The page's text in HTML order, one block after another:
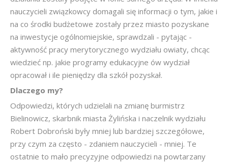
nauczycieli związkowcy domagali się informacji o tym, jakie i
na co środki budżetowe zostały przez miasto pozyskane
na inwestycje ogólnomiejskie, sprawdzali - pytając -
aktywność pracy merytorycznego wydziału owiaty, chcąc
wiedzieć np. jakie programy edukacyjne ów wydział
opracował i ile pieniędzy dla szkół pozyskał.
Dlaczego my?
Odpowiedzi, których udzielali na zmianę burmistrz
Bielinowicz, skarbnik miasta Żylińska i naczelnik wydziału
Robert Dobroński były mniej lub bardziej szczegółowe,
przy czym za często - zdaniem nauczycieli - mniej. Te
ostatnie to mało precyzyjne odpowiedzi na powtarzany